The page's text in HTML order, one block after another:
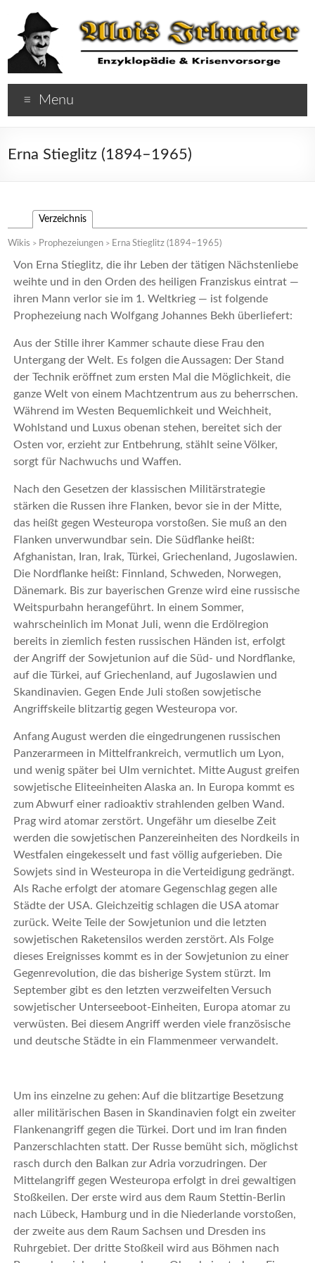
Menu
Erna Stieglitz (1894–1965)
Verzeichnis
Wikis > Prophezeiungen > Erna Stieglitz (1894–1965)
Von Erna Stieglitz, die ihr Leben der tätigen Nächstenliebe
weihte und in den Orden des heiligen Franziskus eintrat —
ihren Mann verlor sie im 1. Weltkrieg — ist folgende
Prophezeiung nach Wolfgang Johannes Bekh überliefert:
Aus der Stille ihrer Kammer schaute diese Frau den
Untergang der Welt. Es folgen die Aussagen: Der Stand
der Technik eröffnet zum ersten Mal die Möglichkeit, die
ganze Welt von einem Machtzentrum aus zu beherrschen.
Während im Westen Bequemlichkeit und Weichheit,
Wohlstand und Luxus obenan stehen, bereitet sich der
Osten vor, erzieht zur Entbehrung, stählt seine Völker,
sorgt für Nachwuchs und Waffen.
Nach den Gesetzen der klassischen Militärstrategie
stärken die Russen ihre Flanken, bevor sie in der Mitte,
das heißt gegen Westeuropa vorstoßen. Sie muß an den
Flanken unverwundbar sein. Die Südflanke heißt:
Afghanistan, Iran, Irak, Türkei, Griechenland, Jugoslawien.
Die Nordflanke heißt: Finnland, Schweden, Norwegen,
Dänemark. Bis zur bayerischen Grenze wird eine russische
Weitspurbahn herangeführt. In einem Sommer,
wahrscheinlich im Monat Juli, wenn die Erdölregion
bereits in ziemlich festen russischen Händen ist, erfolgt
der Angriff der Sowjetunion auf die Süd- und Nordflanke,
auf die Türkei, auf Griechenland, auf Jugoslawien und
Skandinavien. Gegen Ende Juli stoßen sowjetische
Angriffskeile blitzartig gegen Westeuropa vor.
Anfang August werden die eingedrungenen russischen
Panzerarmeen in Mittelfrankreich, vermutlich um Lyon,
und wenig später bei Ulm vernichtet. Mitte August greifen
sowjetische Eliteeinheiten Alaska an. In Europa kommt es
zum Abwurf einer radioaktiv strahlenden gelben Wand.
Prag wird atomar zerstört. Ungefähr um dieselbe Zeit
werden die sowjetischen Panzereinheiten des Nordkeils in
Westfalen eingekesselt und fast völlig aufgerieben. Die
Sowjets sind in Westeuropa in die Verteidigung gedrängt.
Als Rache erfolgt der atomare Gegenschlag gegen alle
Städte der USA. Gleichzeitig schlagen die USA atomar
zurück. Weite Teile der Sowjetunion und die letzten
sowjetischen Raketensilos werden zerstört. Als Folge
dieses Ereignisses kommt es in der Sowjetunion zu einer
Gegenrevolution, die das bisherige System stürzt. Im
September gibt es den letzten verzweifelten Versuch
sowjetischer Unterseeboot-Einheiten, Europa atomar zu
verwüsten. Bei diesem Angriff werden viele französische
und deutsche Städte in ein Flammenmeer verwandelt.
Um ins einzelne zu gehen: Auf die blitzartige Besetzung
aller militärischen Basen in Skandinavien folgt ein zweiter
Flankenangriff gegen die Türkei. Dort und im Iran finden
Panzerschlachten statt. Der Russe bemüht sich, möglichst
rasch durch den Balkan zur Adria vorzudringen. Der
Mittelangriff gegen Westeuropa erfolgt in drei gewaltigen
Stoßkeilen. Der erste wird aus dem Raum Stettin-Berlin
nach Lübeck, Hamburg und in die Niederlande vorstoßen,
der zweite aus dem Raum Sachsen und Dresden ins
Ruhrgebiet. Der dritte Stoßkeil wird aus Böhmen nach